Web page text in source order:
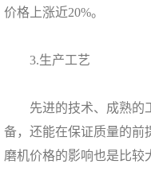
价格上涨近20%。
3.生产工艺
先进的技术、成熟的
备，还能在保证质量的前
磨机价格的影响也是比较